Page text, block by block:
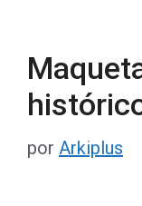
por Arkiplus